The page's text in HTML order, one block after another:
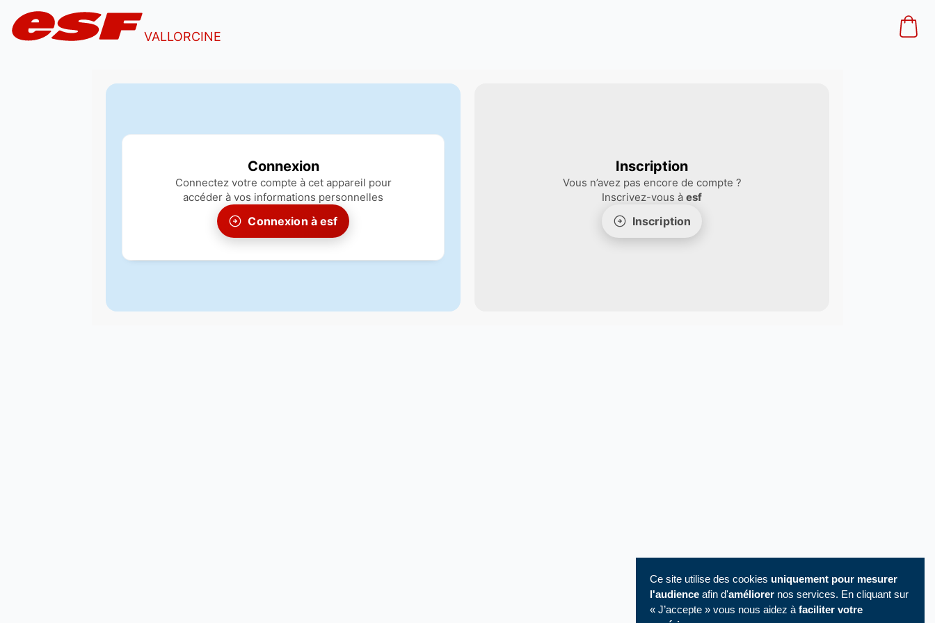
VALLORCINE
Ce site utilise des cookies uniquement pour mesurer
l'audience afin d'améliorer nos services. En cliquant sur
« J’accepte » vous nous aidez à faciliter votre
Connexion
Connectez votre compte à cet appareil pour
accéder à vos informations personnelles
Connexion àesf
Inscription
Vous n’avez pas encore de compte ?
Inscrivez-vous à esf
Inscription